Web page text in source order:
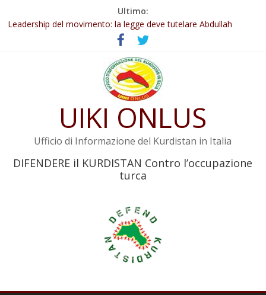
Ultimo:
Abdullah Öcalan: Le legge negativa deve essere trasformata in
legge positiva
Leadership del movimento: la legge deve tutelare Abdullah
Commissione donne del KNK: Şengal è di nuovo sotto minaccia
Non tenere conto della situazione di Rêber Apo ostacolerebbe
Il KNK chiede un’azione internazionale contro i crimini di guerra
UIKI ONLUS
Ufficio di Informazione del Kurdistan in Italia
DIFENDERE il KURDISTAN Contro l’occupazione
turca